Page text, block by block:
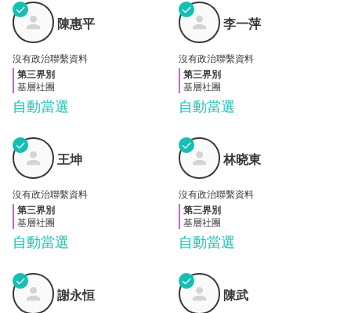
陳惠
平
✓
自動當選
陳惠平
沒有政治聯繫資料
第三界別
基層社團
李一
萍
✓
自動當選
李一萍
沒有政治聯繫資料
第三界別
基層社團
王坤
✓
自動當選
王坤
沒有政治聯繫資料
第三界別
基層社團
林晓
東
✓
自動當選
林晓東
沒有政治聯繫資料
第三界別
基層社團
謝永
恒
✓
謝永恒 陳武
✓
陳武